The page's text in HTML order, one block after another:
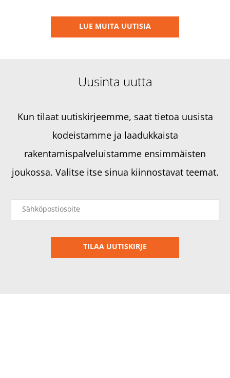
LUE MUITA UUTISIA
Uusinta uutta
Kun tilaat uutiskirjeemme, saat tietoa uusista
kodeistamme ja laadukkaista
rakentamispalveluistamme ensimmäisten
joukossa. Valitse itse sinua kiinnostavat teemat.